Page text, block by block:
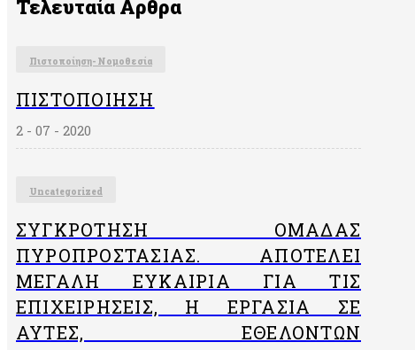
Τελευταία Αρθρα
Πιστοποίηση- Νομοθεσία
ΠΙΣΤΟΠΟΊΗΣΗ
2 - 07 - 2020
Uncategorized
ΣΥΓΚΡΌΤΗΣΗ ΟΜΆΔΑΣ
ΠΥΡΟΠΡΟΣΤΑΣΊΑΣ. ΑΠΟΤΕΛΕΊ
ΜΕΓΆΛΗ ΕΥΚΑΙΡΊΑ ΓΙΑ ΤΙΣ
ΕΠΙΧΕΙΡΉΣΕΙΣ, Η ΕΡΓΑΣΊΑ ΣΕ
ΑΥΤΈΣ, ΕΘΕΛΟΝΤΏΝ